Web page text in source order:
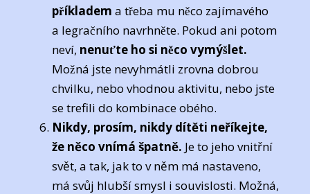
příkladem a třeba mu něco zajímavého
a legračního navrhněte. Pokud ani potom
neví, nenuťte ho si něco vymýšlet.
Možná jste nevyhmátli zrovna dobrou
chvilku, nebo vhodnou aktivitu, nebo jste
se trefili do kombinace obého.
Nikdy, prosím, nikdy dítěti neříkejte,
že něco vnímá špatně. Je to jeho vnitřní
svět, a tak, jak to v něm má nastaveno,
má svůj hlubší smysl i souvislosti. Možná,